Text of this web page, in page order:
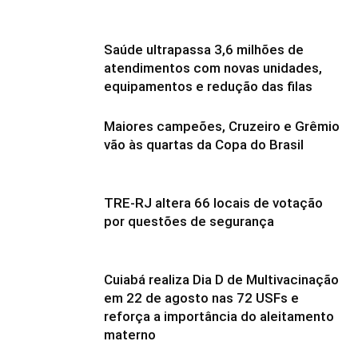
Saúde ultrapassa 3,6 milhões de
atendimentos com novas unidades,
equipamentos e redução das filas
Maiores campeões, Cruzeiro e Grêmio
vão às quartas da Copa do Brasil
TRE-RJ altera 66 locais de votação
por questões de segurança
Cuiabá realiza Dia D de Multivacinação
em 22 de agosto nas 72 USFs e
reforça a importância do aleitamento
materno